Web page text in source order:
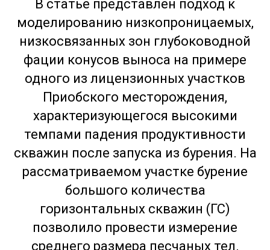
В статье представлен подход к
моделированию низкопроницаемых,
низкосвязанных зон глубоководной
фации конусов выноса на примере
одного из лицензионных участков
Приобского месторождения,
характеризующегося высокими
темпами падения продуктивности
скважин после запуска из бурения. На
рассматриваемом участке бурение
большого количества
горизонтальных скважин (ГС)
позволило провести измерение
среднего размера песчаных тел.